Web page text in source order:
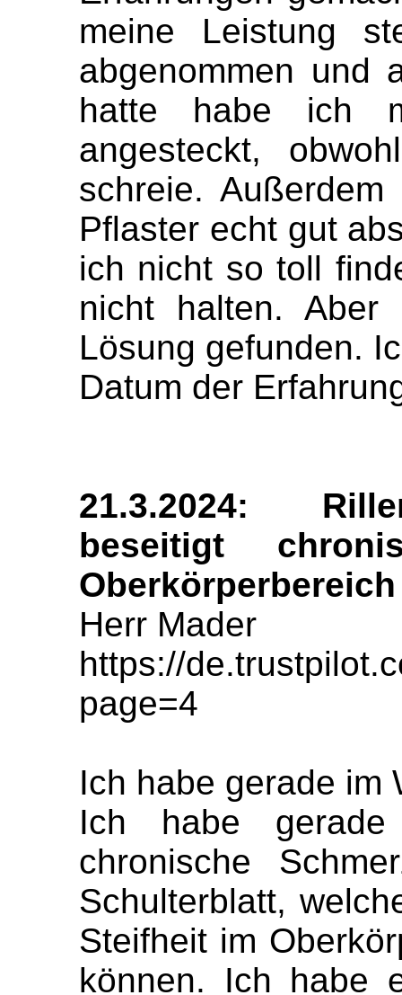
meine Leistung
abgenommen und
hatte habe ich
angesteckt,
schreie.
Pflaster echt gut
ich nicht so toll
nicht halten.
Lösung gefunden.
Datum der
21.3.2024:
beseitigt
Herr Mader
https://
page=4
Ich habe gerade
Ich habe
chronische
Schulterblatt,
Steifheit im
können. Ich habe